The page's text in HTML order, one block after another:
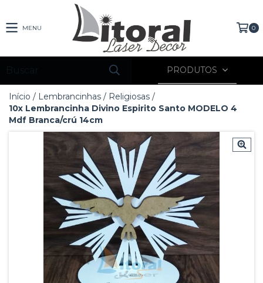
MENU 0
PRODUTOS
Início / Lembrancinhas / Religiosas /
10x Lembrancinha Divino Espirito Santo MODELO 4
Mdf Branca/crú 14cm